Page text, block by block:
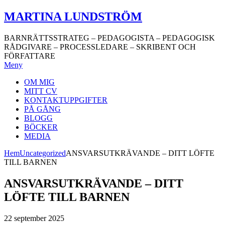
Hoppa
till
MARTINA LUNDSTRÖM
BARNRÄTTSSTRATEG – PEDAGOGISTA – PEDAGOGISK
RÅDGIVARE – PROCESSLEDARE – SKRIBENT OCH
FÖRFATTARE
Meny
OM MIG
MITT CV
KONTAKTUPPGIFTER
PÅ GÅNG
BLOGG
BÖCKER
MEDIA
HemUncategorizedANSVARSUTKRÄVANDE – DITT LÖFTE
TILL BARNEN
ANSVARSUTKRÄVANDE – DITT
LÖFTE TILL BARNEN
22 september 2025